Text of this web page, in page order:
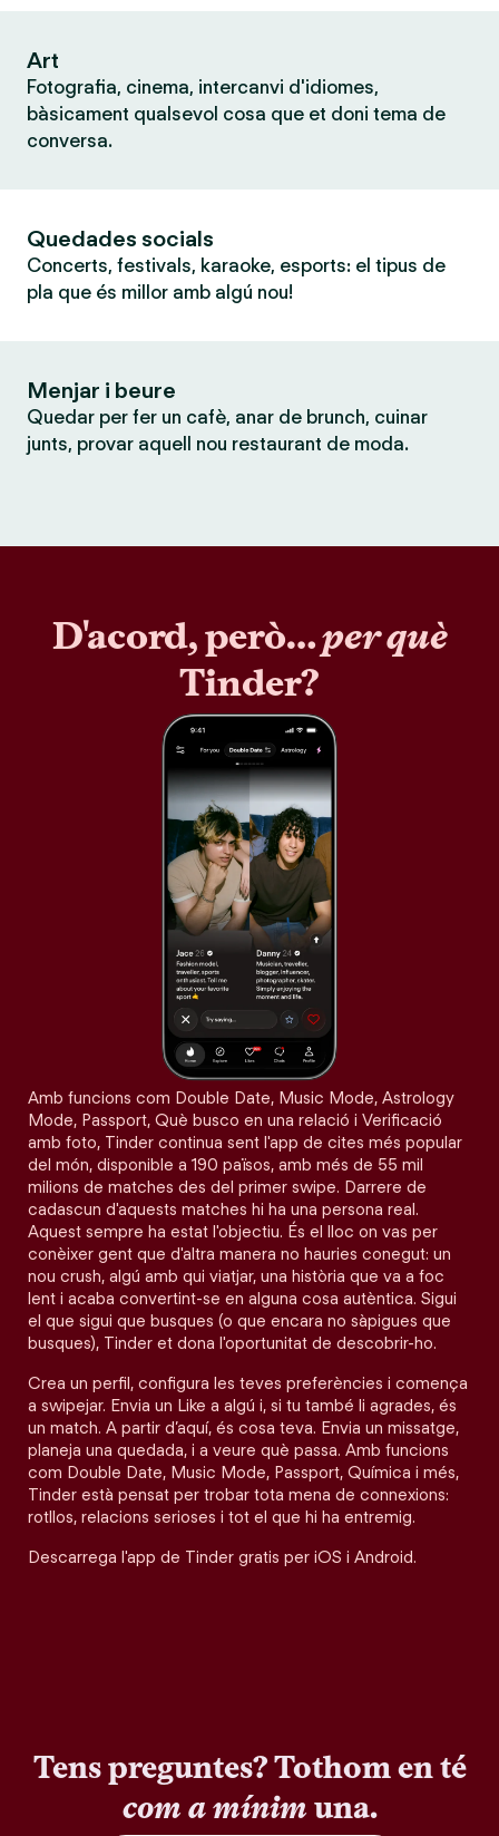
Art
Fotografia, cinema, intercanvi d'idiomes,
bàsicament qualsevol cosa que et doni tema de
conversa.
Quedades socials
Concerts, festivals, karaoke, esports: el tipus de
pla que és millor amb algú nou!
Menjar i beure
Quedar per fer un cafè, anar de brunch, cuinar
junts, provar aquell nou restaurant de moda.
D'acord, però…per què
Tinder?
Amb funcions com Double Date, Music Mode, Astrology
Mode, Passport, Què busco en una relació i Verificació
amb foto, Tinder continua sent l'app de cites més popular
del món, disponible a 190 països, amb més de 55 mil
milions de matches des del primer swipe. Darrere de
cadascun d'aquests matches hi ha una persona real.
Aquest sempre ha estat l'objectiu. És el lloc on vas per
conèixer gent que d'altra manera no hauries conegut: un
nou crush, algú amb qui viatjar, una història que va a foc
lent i acaba convertint-se en alguna cosa autèntica. Sigui
el que sigui que busques (o que encara no sàpigues que
busques), Tinder et dona l'oportunitat de descobrir-ho.
Crea un perfil, configura les teves preferències i comença
a swipejar. Envia un Like a algú i, si tu també li agrades, és
un match. A partir d’aquí, és cosa teva. Envia un missatge,
planeja una quedada, i a veure què passa. Amb funcions
com Double Date, Music Mode, Passport, Química i més,
Tinder està pensat per trobar tota mena de connexions:
rotllos, relacions serioses i tot el que hi ha entremig.
Descarrega l'app de Tinder gratis per iOS i Android.
Tens preguntes? Tothom en té
com a mínimuna.